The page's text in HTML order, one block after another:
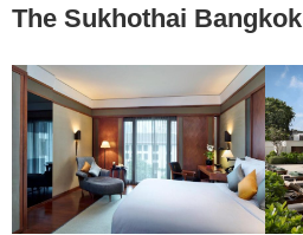
The Sukhothai Bangkok